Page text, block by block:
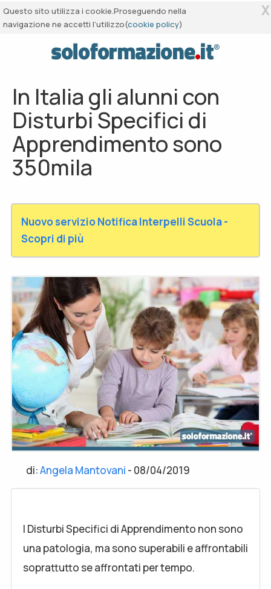
Questo sito utilizza i cookie.Proseguendo nella
navigazione ne accetti l’utilizzo(cookie policy)
X
In Italia gli alunni con
Disturbi Specifici di
Apprendimento sono
350mila
Nuovo servizio Notifica Interpelli Scuola -
Scopri di più
di:Angela Mantovani - 08/04/2019
I Disturbi Specifici di Apprendimento non sono
una patologia, ma sono superabili e affrontabili
soprattutto se affrontati per tempo.